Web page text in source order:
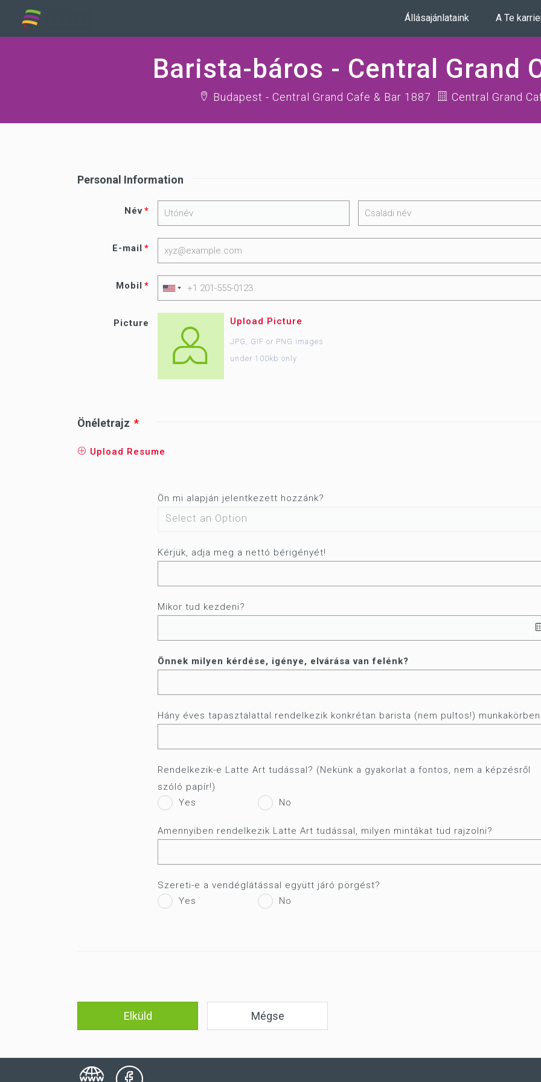
Állásajánlataink A Te
Barista-báros - Central Grand
Budapest - Central Grand Cafe & Bar 1887 Central Grand
Personal Information
Név
E-mail
Mobil
Picture Upload Picture
JPG, GIF or PNG images
under 100kb only
Önéletrajz
Upload Resume
Ön mi alapján jelentkezett hozzánk?
Kérjük, adja meg a nettó bérigényét!
Mikor tud kezdeni?
Önnek milyen kérdése, igénye, elvárása van felénk?
Hány éves tapasztalattal rendelkezik konkrétan barista (nem pultos!)
Rendelkezik-e Latte Art tudással? (Nekünk a gyakorlat a fontos, nem a képzésről
szóló papír!)
Yes
No
Amennyiben rendelkezik Latte Art tudással, milyen mintákat tud rajzolni?
Szereti-e a vendéglátással együtt járó pörgést?
Yes
No
Elküld Mégse